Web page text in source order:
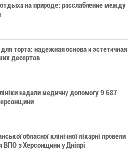
на природе: расслабление между
торта: надежная основа и эстетичная
десертов
надали медичну допомогу 9 687
обласної клінічної лікарні провели
ВПО з Херсонщини у Дніпрі